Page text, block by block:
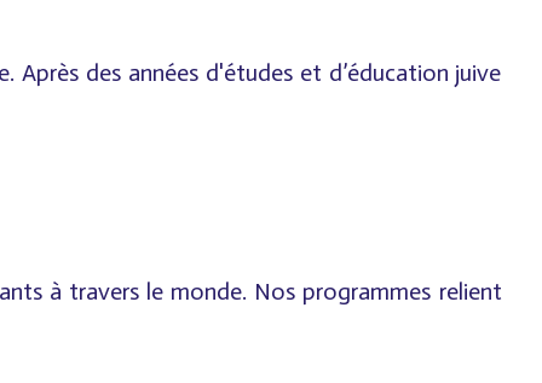
Après des années d'études et d’éducation juive
à travers le monde. Nos programmes relient